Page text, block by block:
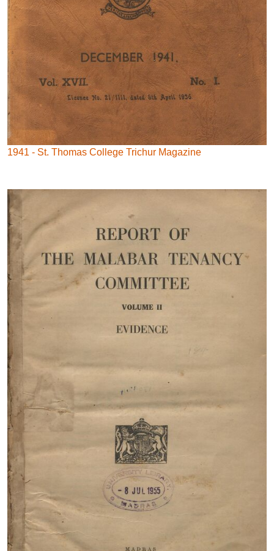
1941 - St. Thomas College Trichur Magazine